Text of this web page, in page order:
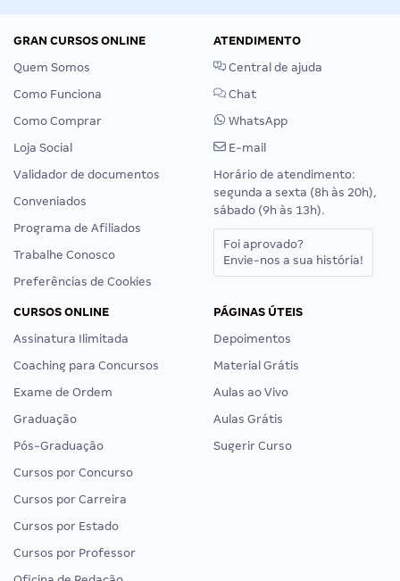
GRAN CURSOS ONLINE
Quem Somos
Como Funciona
Como Comprar
Loja Social
Validador de documentos
Conveniados
Programa de Afiliados
Trabalhe Conosco
Preferências de Cookies
ATENDIMENTO
Central de ajuda
Chat
WhatsApp
E-mail
Horário de atendimento:
segunda a sexta (8h às 20h),
sábado (9h às 13h).
Foi aprovado?
Envie-nos a sua história!
CURSOS ONLINE
Assinatura Ilimitada
Coaching para Concursos
Exame de Ordem
Graduação
Pós-Graduação
Cursos por Concurso
Cursos por Carreira
Cursos por Estado
Cursos por Professor
PÁGINAS ÚTEIS
Depoimentos
Material Grátis
Aulas ao Vivo
Aulas Grátis
Sugerir Curso